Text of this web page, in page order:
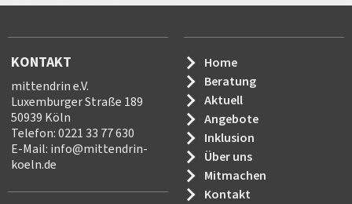
KONTAKT
mittendrin e.V.
Luxemburger Straße 189
50939 Köln
Telefon: 0221 33 77 630
E-Mail: info@mittendrin-
koeln.de
Home
Beratung
Aktuell
Angebote
Inklusion
Über uns
Mitmachen
Kontakt